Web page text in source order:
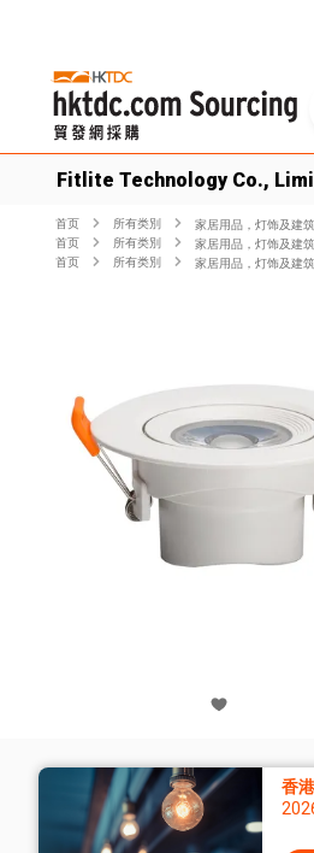
Fitlite Technology Co.,
首页 所有类別 家居用品，灯饰及建筑
首页
所有类別 家居用品，灯饰及建筑
首页
所有类別 家居用品，灯饰及建筑
香